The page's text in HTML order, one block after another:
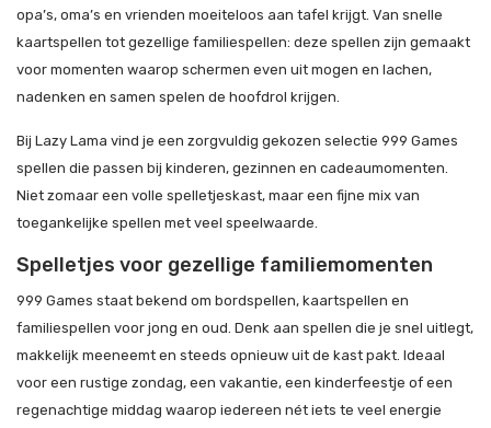
opa’s, oma’s en vrienden moeiteloos aan tafel krijgt. Van snelle
kaartspellen tot gezellige familiespellen: deze spellen zijn gemaakt
voor momenten waarop schermen even uit mogen en lachen,
nadenken en samen spelen de hoofdrol krijgen.
Bij Lazy Lama vind je een zorgvuldig gekozen selectie 999 Games
spellen die passen bij kinderen, gezinnen en cadeaumomenten.
Niet zomaar een volle spelletjeskast, maar een fijne mix van
toegankelijke spellen met veel speelwaarde.
Spelletjes voor gezellige familiemomenten
999 Games staat bekend om bordspellen, kaartspellen en
familiespellen voor jong en oud. Denk aan spellen die je snel uitlegt,
makkelijk meeneemt en steeds opnieuw uit de kast pakt. Ideaal
voor een rustige zondag, een vakantie, een kinderfeestje of een
regenachtige middag waarop iedereen nét iets te veel energie